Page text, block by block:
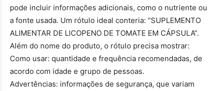
pode incluir informações adicionais, como o nutriente ou
a fonte usada. Um rótulo ideal conteria: “SUPLEMENTO
ALIMENTAR DE LICOPENO DE TOMATE EM CÁPSULA”.
Além do nome do produto, o rótulo precisa mostrar:
Como usar: quantidade e frequência recomendadas, de
acordo com idade e grupo de pessoas.
Advertências: informações de segurança, que variam